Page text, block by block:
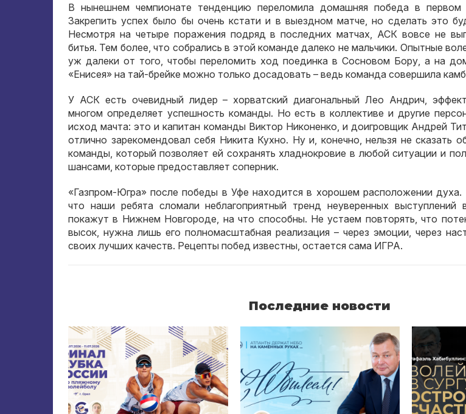
В нынешнем чемпионате тенденцию переломила домашняя победа в первом
Закрепить успех было бы очень кстати и в выездном матче, но сделать это
Несмотря на четыре поражения подряд в последних матчах, АСК вовсе не
битья. Тем более, что собрались в этой команде далеко не мальчики. Опытные
уж далеки от того, чтобы переломить ход поединка в Сосновом Бору, а на
«Енисея» на тай-брейке можно только досадовать – ведь команда совершила
У АСК есть очевидный лидер – хорватский диагональный Лео Андрич,
многом определяет успешность команды. Но есть в коллективе и другие
исход мачта: это и капитан команды Виктор Никоненко, и доигровщик Андрей
отлично зарекомендовал себя Никита Кухно. Ну и, конечно, нельзя не сказать
команды, который позволяет ей сохранять хладнокровие в любой ситуации и
шансами, которые предоставляет соперник.
«Газпром-Югра» после победы в Уфе находится в хорошем расположении духа.
что наши ребята сломали неблагоприятный тренд неуверенных
покажут в Нижнем Новгороде, на что способны. Не устаем повторять, что
высок, нужна лишь его полномасштабная реализация – через эмоции, через
своих лучших качеств. Рецепты побед известны, остается сама ИГРА.
Последние новости